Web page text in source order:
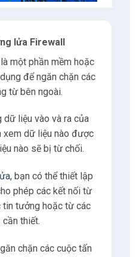
lửa Firewall
một phần mềm hoặc
để ngăn chặn các
từ bên ngoài.
dữ liệu vào và ra của
xem dữ liệu nào được
nào sẽ bị từ chối.
, bạn có thể thiết lập
phép các kết nối từ
tưởng hoặc từ các
thiết.
chặn các cuộc tấn